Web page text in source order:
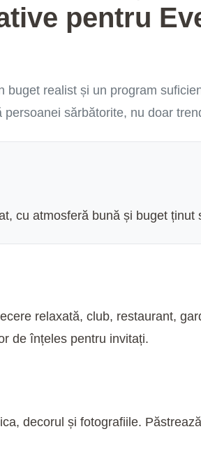
pentru
realist și un program
sărbătorite, nu doar
cu atmosferă bună și buget ținut
relaxată, club, restaurant,
de înțeles pentru invitați.
decorul și fotografiile.